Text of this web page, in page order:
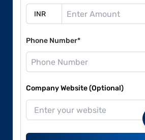
Phone Number*
Company Website (Optional)